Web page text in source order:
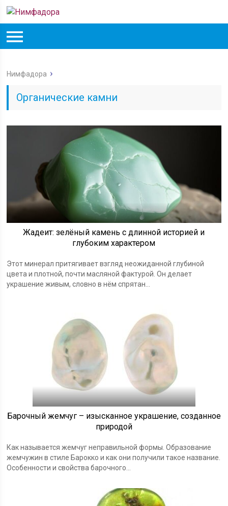
Нимфадора
Органические камни
Жадеит: зелёный камень с длинной историей и
глубоким характером
Этот минерал притягивает взгляд неожиданной глубиной
цвета и плотной, почти масляной фактурой. Он делает
украшение живым, словно в нём спрятан...
Барочный жемчуг – изысканное украшение, созданное
природой
Как называется жемчуг неправильной формы. Образование
жемчужин в стиле Барокко и как они получили такое название.
Особенности и свойства барочного...